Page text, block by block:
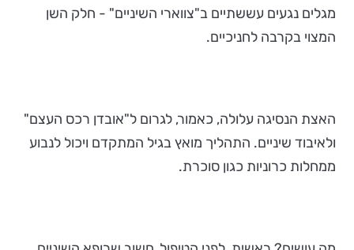
מגלים נגעים עששתיים ב"צווארי השיניים" - חלק השן
המצוי בקרבה לחניכיים.
האצת הנסיגה עלולה, כאמור, לגרום ל"אובדן רכס העצם"
ולאיבוד שיניים. התהליך מואץ בגיל המתקדם ויכול לנבוע
ממחלות כרוניות כגון סוכרת.